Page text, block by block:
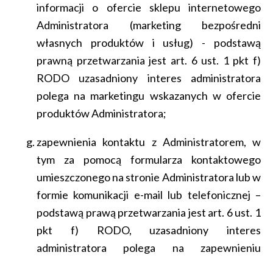
informacji o ofercie sklepu internetowego
Administratora (marketing bezpośredni
własnych produktów i usług) - podstawą
prawną przetwarzania jest art. 6 ust. 1 pkt f)
RODO uzasadniony interes administratora
polega na marketingu wskazanych w ofercie
produktów Administratora;
zapewnienia kontaktu z Administratorem, w
tym za pomocą formularza kontaktowego
umieszczonego na stronie Administratora lub w
formie komunikacji e-mail lub telefonicznej –
podstawą prawą przetwarzania jest art. 6 ust. 1
pkt f) RODO, uzasadniony interes
administratora polega na zapewnieniu